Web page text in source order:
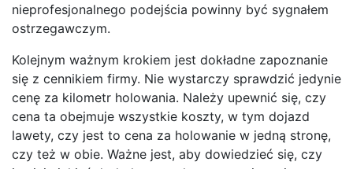
nieprofesjonalnego podejścia powinny być sygnałem
ostrzegawczym.
Kolejnym ważnym krokiem jest dokładne zapoznanie
się z cennikiem firmy. Nie wystarczy sprawdzić jedynie
cenę za kilometr holowania. Należy upewnić się, czy
cena ta obejmuje wszystkie koszty, w tym dojazd
lawety, czy jest to cena za holowanie w jedną stronę,
czy też w obie. Ważne jest, aby dowiedzieć się, czy